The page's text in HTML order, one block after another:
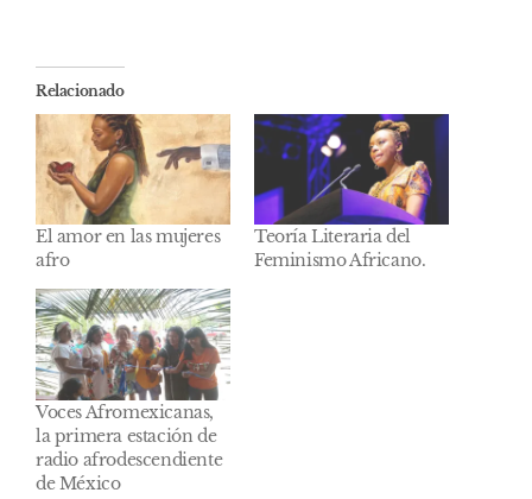
Relacionado
El amor en las mujeres
afro
Teoría Literaria del
Feminismo Africano.
Voces Afromexicanas,
la primera estación de
radio afrodescendiente
de México